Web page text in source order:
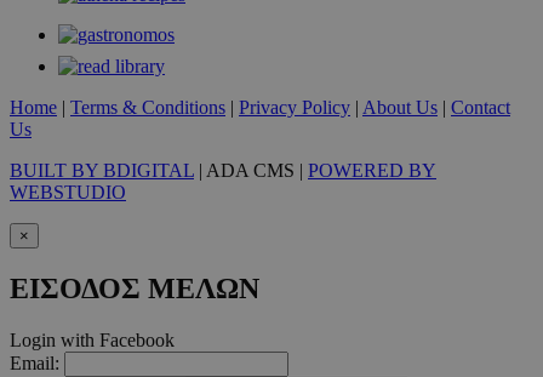
Home | Terms & Conditions | Privacy Policy | About Us | Contact
Us
BUILT BY BDIGITAL | ADA CMS | POWERED BY
WEBSTUDIO
×
ΕΙΣΟΔΟΣ ΜΕΛΩΝ
Login with Facebook
Email:
takeOverCookie